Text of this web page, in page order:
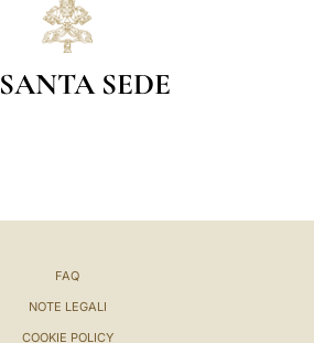
SANTA SEDE
FAQ
NOTE LEGALI
COOKIE POLICY